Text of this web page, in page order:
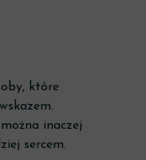
które
inaczej
sercem.